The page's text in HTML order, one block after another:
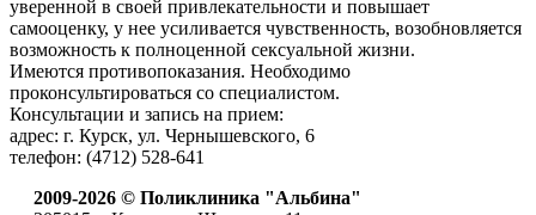
уверенной в своей привлекательности и повышает
самооценку, у нее усиливается чувственность, возобновляется
возможность к полноценной сексуальной жизни.
Имеются противопоказания. Необходимо
проконсультироваться со специалистом.
Консультации и запись на прием:
адрес: г. Курск, ул. Чернышевского, 6
телефон: (4712) 528-641
2009-2026 © Поликлиника "Альбина"